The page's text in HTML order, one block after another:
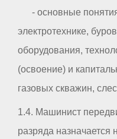
- основные понятия
электротехнике,
оборудования,
(освоение) и
газовых скважин,
1.4. Машинист
разряда назначается